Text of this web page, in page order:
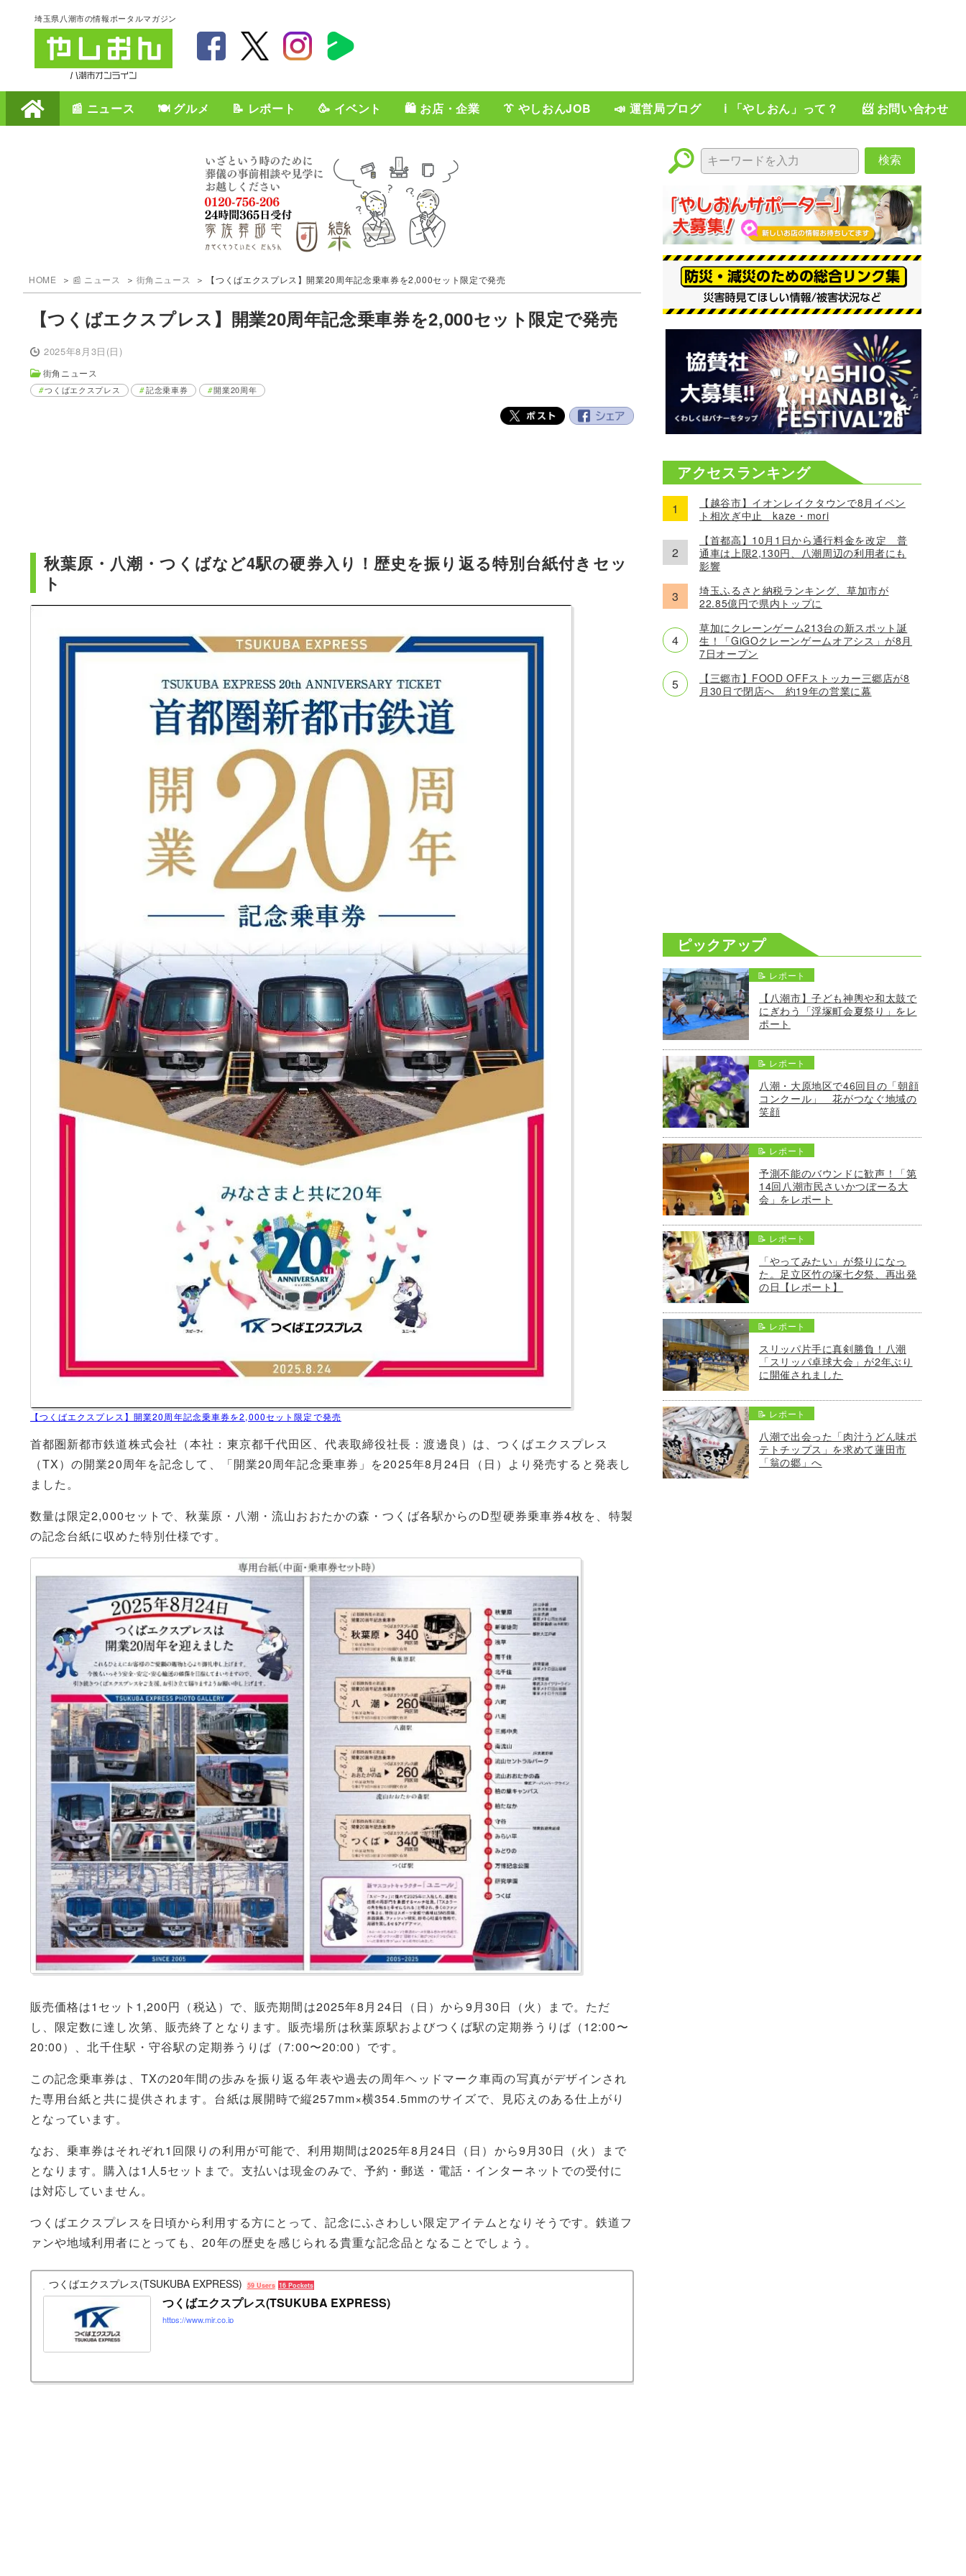
埼玉県八潮市の情報ポータルマガジン
📰 ニュース 🍽️ グルメ 📝 レポート 🥳 イベント 🛍️ お店・企業 👔 やしおんJOB 📣 運営局ブログ ℹ️ 「やしおん」って？ 📨 お問い合わせ
HOME 📰 ニュース 街角ニュース 【つくばエクスプレス】開業20周年記念乗車券を2,000セット限定で発売
【つくばエクスプレス】開業20周年記念乗車券を2,000セット限定で発売
2025年8月3日(日)
街角ニュース
つくばエクスプレス 記念乗車券 開業20周年
秋葉原・八潮・つくばなど4駅の硬券入り！歴史を振り返る特別台紙付きセッ
ト
【つくばエクスプレス】開業20周年記念乗車券を2,000セット限定で発売
首都圏新都市鉄道株式会社（本社：東京都千代田区、代表取締役社長：渡邊良）は、つくばエクスプレス
（TX）の開業20周年を記念して、「開業20周年記念乗車券」を2025年8月24日（日）より発売すると発表し
ました。
数量は限定2,000セットで、秋葉原・八潮・流山おおたかの森・つくば各駅からのD型硬券乗車券4枚を、特製
の記念台紙に収めた特別仕様です。
販売価格は1セット1,200円（税込）で、販売期間は2025年8月24日（日）から9月30日（火）まで。ただ
し、限定数に達し次第、販売終了となります。販売場所は秋葉原駅およびつくば駅の定期券うりば（12:00〜
20:00）、北千住駅・守谷駅の定期券うりば（7:00〜20:00）です。
この記念乗車券は、TXの20年間の歩みを振り返る年表や過去の周年ヘッドマーク車両の写真がデザインされ
た専用台紙と共に提供されます。台紙は展開時で縦257mm×横354.5mmのサイズで、見応えのある仕上がり
となっています。
なお、乗車券はそれぞれ1回限りの利用が可能で、利用期間は2025年8月24日（日）から9月30日（火）まで
となります。購入は1人5セットまで。支払いは現金のみで、予約・郵送・電話・インターネットでの受付に
は対応していません。
つくばエクスプレスを日頃から利用する方にとって、記念にふさわしい限定アイテムとなりそうです。鉄道フ
ァンや地域利用者にとっても、20年の歴史を感じられる貴重な記念品となることでしょう。
つくばエクスプレス(TSUKUBA EXPRESS) 59 Users 16 Pockets
つくばエクスプレス(TSUKUBA EXPRESS)
https://www.mir.co.jp
検索
アクセスランキング
【越谷市】イオンレイクタウンで8月イベン
ト相次ぎ中止 kaze・mori
【首都高】10月1日から通行料金を改定 普
通車は上限2,130円、八潮周辺の利用者にも
影響
埼玉ふるさと納税ランキング、草加市が
22.85億円で県内トップに
草加にクレーンゲーム213台の新スポット誕
生！「GiGOクレーンゲームオアシス」が8月
7日オープン
【三郷市】FOOD OFFストッカー三郷店が8
月30日で閉店へ 約19年の営業に幕
ピックアップ
📝 レポート
【八潮市】子ども神輿や和太鼓で
にぎわう「浮塚町会夏祭り」をレ
ポート
📝 レポート
八潮・大原地区で46回目の「朝顔
コンクール」 花がつなぐ地域の
笑顔
📝 レポート
予測不能のバウンドに歓声！「第
14回八潮市民さいかつぼーる大
会」をレポート
📝 レポート
「やってみたい」が祭りになっ
た。足立区竹の塚七夕祭、再出発
の日【レポート】
📝 レポート
スリッパ片手に真剣勝負！八潮
「スリッパ卓球大会」が2年ぶり
に開催されました
📝 レポート
八潮で出会った「肉汁うどん味ポ
テトチップス」を求めて蓮田市
「翁の郷」へ